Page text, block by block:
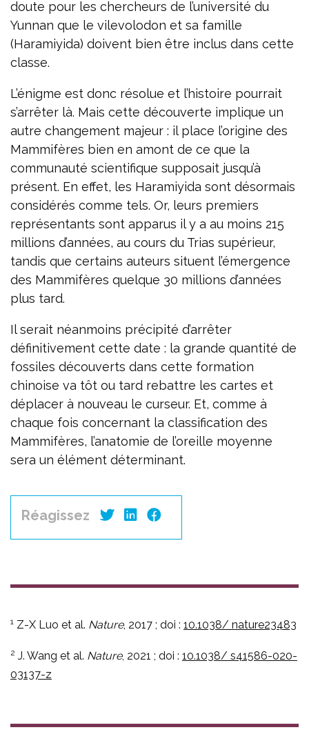
doute pour les chercheurs de l’université du
Yunnan que le vilevolodon et sa famille
(Haramiyida) doivent bien être inclus dans cette
classe.
L’énigme est donc résolue et l’histoire pourrait
s’arrêter là. Mais cette découverte implique un
autre changement majeur : il place l’origine des
Mammifères bien en amont de ce que la
communauté scientifique supposait jusqu’à
présent. En effet, les Haramiyida sont désormais
considérés comme tels. Or, leurs premiers
représentants sont apparus il y a au moins 215
millions d’années, au cours du Trias supérieur,
tandis que certains auteurs situent l’émergence
des Mammifères quelque 30 millions d’années
plus tard.
Il serait néanmoins précipité d’arrêter
définitivement cette date : la grande quantité de
fossiles découverts dans cette formation
chinoise va tôt ou tard rebattre les cartes et
déplacer à nouveau le curseur. Et, comme à
chaque fois concernant la classification des
Mammifères, l’anatomie de l’oreille moyenne
sera un élément déterminant.
Réagissez
1 Z-X Luo et al. Nature, 2017 ; doi : 10.1038/ nature23483
2 J. Wang et al. Nature, 2021 ; doi : 10.1038/ s41586-020-
03137-z